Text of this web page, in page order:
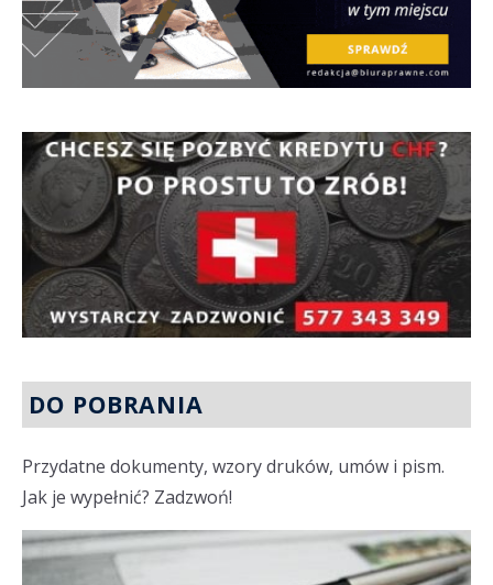
DO POBRANIA
Przydatne dokumenty, wzory druków, umów i pism.
Jak je wypełnić? Zadzwoń!